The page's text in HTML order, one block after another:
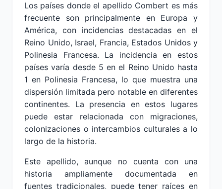
Los países donde el apellido Combert es más
frecuente son principalmente en Europa y
América, con incidencias destacadas en el
Reino Unido, Israel, Francia, Estados Unidos y
Polinesia Francesa. La incidencia en estos
países varía desde 5 en el Reino Unido hasta
1 en Polinesia Francesa, lo que muestra una
dispersión limitada pero notable en diferentes
continentes. La presencia en estos lugares
puede estar relacionada con migraciones,
colonizaciones o intercambios culturales a lo
largo de la historia.
Este apellido, aunque no cuenta con una
historia ampliamente documentada en
fuentes tradicionales, puede tener raíces en